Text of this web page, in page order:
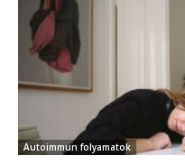
Autoimmun folyamatok